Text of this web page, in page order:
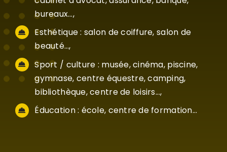
bureaux…,
Esthétique : salon de coiffure, salon de
beauté…,
Sport / culture : musée, cinéma, piscine,
gymnase, centre équestre, camping,
bibliothèque, centre de loisirs…,
Éducation : école, centre de formation…